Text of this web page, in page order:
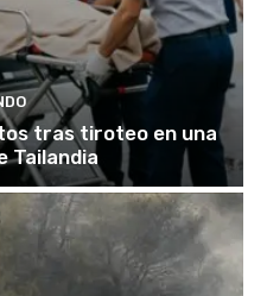
tras tiroteo en una
Tailandia